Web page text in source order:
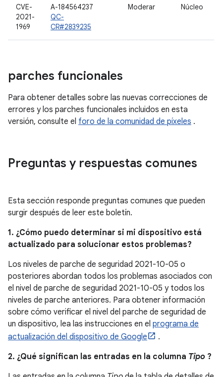
CVE-
2021-
1969
A-184564237
QC-
CR#2839235
Moderar Núcleo
parches funcionales
Para obtener detalles sobre las nuevas correcciones de
errores y los parches funcionales incluidos en esta
versión, consulte el foro de la comunidad de píxeles .
Preguntas y respuestas comunes
Esta sección responde preguntas comunes que pueden
surgir después de leer este boletín.
1. ¿Cómo puedo determinar si mi dispositivo está
actualizado para solucionar estos problemas?
Los niveles de parche de seguridad 2021-10-05 o
posteriores abordan todos los problemas asociados con
el nivel de parche de seguridad 2021-10-05 y todos los
niveles de parche anteriores. Para obtener información
sobre cómo verificar el nivel del parche de seguridad de
un dispositivo, lea las instrucciones en el programa de
actualización del dispositivo de Google
.
2. ¿Qué significan las entradas en la columna Tipo ?